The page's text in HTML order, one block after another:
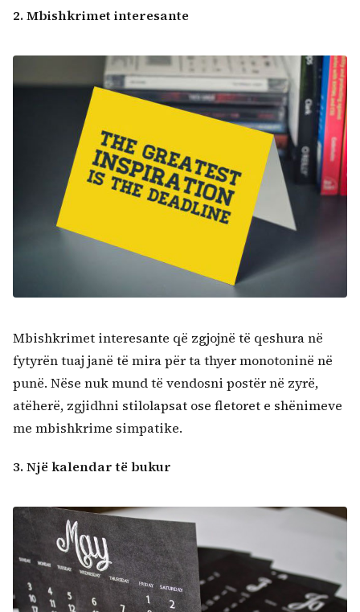
2. Mbishkrimet interesante
Mbishkrimet interesante që zgjojnë të qeshura në
fytyrën tuaj janë të mira për ta thyer monotoninë në
punë. Nëse nuk mund të vendosni postër në zyrë,
atëherë, zgjidhni stilolapsat ose fletoret e shënimeve
me mbishkrime simpatike.
3. Një kalendar të bukur